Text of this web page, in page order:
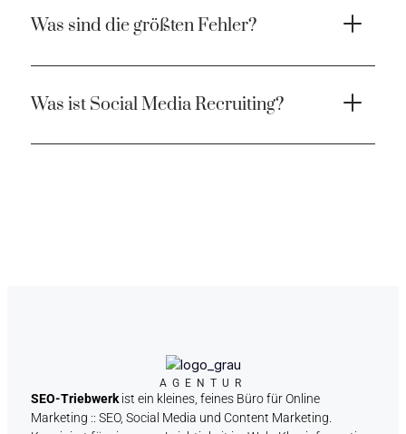
Was sind die größten Fehler?
Was ist Social Media Recruiting?
SEO-Triebwerkist ein kleines, feines Büro für Online
Marketing :: SEO, Social Media und Content Marketing.
AGENTUR